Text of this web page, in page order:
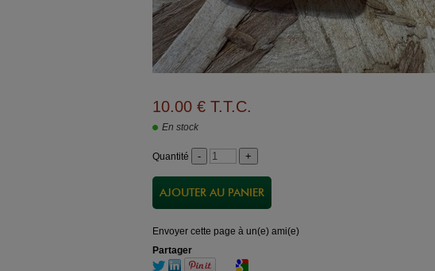
10.00 € T.T.C.
En stock
Quantité
Envoyer cette page à un(e) ami(e)
Partager